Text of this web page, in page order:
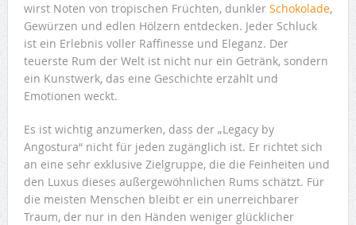
wirst Noten von tropischen Früchten, dunkler Schokolade,
Gewürzen und edlen Hölzern entdecken. Jeder Schluck
ist ein Erlebnis voller Raffinesse und Eleganz. Der
teuerste Rum der Welt ist nicht nur ein Getränk, sondern
ein Kunstwerk, das eine Geschichte erzählt und
Emotionen weckt.
Es ist wichtig anzumerken, dass der „Legacy by
Angostura“ nicht für jeden zugänglich ist. Er richtet sich
an eine sehr exklusive Zielgruppe, die die Feinheiten und
den Luxus dieses außergewöhnlichen Rums schätzt. Für
die meisten Menschen bleibt er ein unerreichbarer
Traum, der nur in den Händen weniger glücklicher